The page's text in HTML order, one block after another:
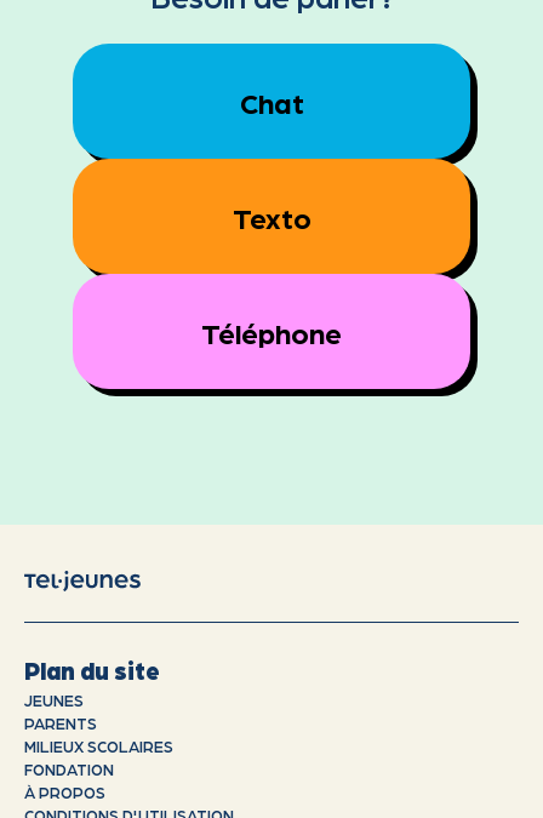
Chat
Texto
Téléphone
Plan du site
JEUNES
PARENTS
MILIEUX SCOLAIRES
FONDATION
À PROPOS